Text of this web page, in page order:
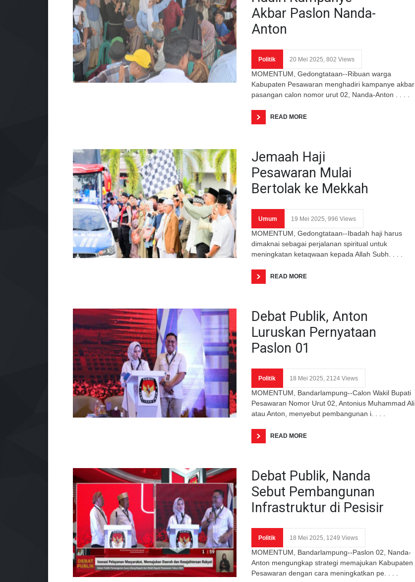
Akbar Paslon Nanda-
Anton
Politik 20 Mei 2025, 802 Views
MOMENTUM, Gedongtataan--Ribuan warga
Kabupaten Pesawaran menghadiri kampanye akbar
pasangan calon nomor urut 02, Nanda-Anton . . . .
READ MORE
Jemaah Haji
Pesawaran Mulai
Bertolak ke Mekkah
Umum 19 Mei 2025, 996 Views
MOMENTUM, Gedongtataan--Ibadah haji harus
dimaknai sebagai perjalanan spiritual untuk
meningkatan ketaqwaan kepada Allah Subh. . . .
READ MORE
Debat Publik, Anton
Luruskan Pernyataan
Paslon 01
Politik 18 Mei 2025, 2124 Views
MOMENTUM, Bandarlampung--Calon Wakil Bupati
Pesawaran Nomor Urut 02, Antonius Muhammad Ali
atau Anton, menyebut pembangunan i. . . .
READ MORE
Debat Publik, Nanda
Sebut Pembangunan
Infrastruktur di Pesisir
Politik 18 Mei 2025, 1249 Views
MOMENTUM, Bandarlampung--Paslon 02, Nanda-
Anton mengungkap strategi memajukan Kabupaten
Pesawaran dengan cara meningkatkan pe. . . .